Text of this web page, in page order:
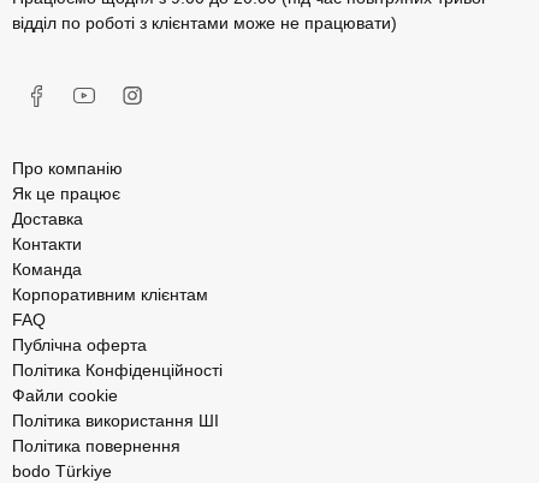
відділ по роботі з клієнтами може не працювати)
Про компанію
Як це працює
Доставка
Контакти
Команда
Корпоративним клієнтам
FAQ
Публічна оферта
Політика Конфіденційності
Файли cookie
Політика використання ШІ
Політика повернення
bodo Türkiye